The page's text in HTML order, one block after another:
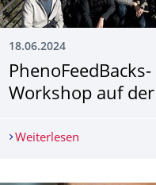
18.06.2024
PhenoFeedBacks-
Workshop auf
Weiterlesen